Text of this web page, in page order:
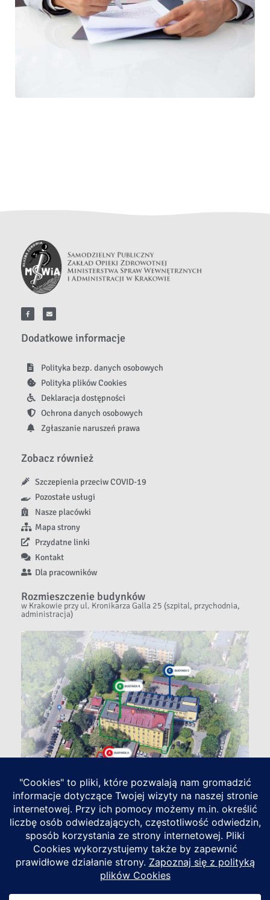
Dodatkowe informacje
Polityka bezp. danych osobowych
Polityka plików Cookies
Deklaracja dostępności
Ochrona danych osobowych
Zgłaszanie naruszeń prawa
Zobacz również
Szczepienia przeciw COVID-19
Pozostałe usługi
Nasze placówki
Mapa strony
Przydatne linki
Kontakt
Dla pracowników
Rozmieszczenie budynków
w Krakowie przy ul. Kronikarza Galla 25 (szpital, przychodnia,
administracja)